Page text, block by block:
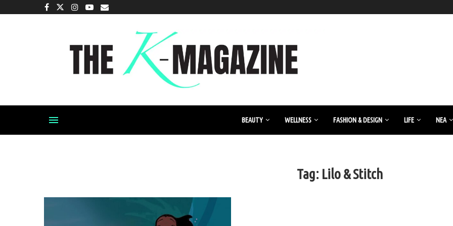
BEAUTY WELLNESS FASHION & DESIGN LIFE ΝΈΑ
Tag: Lilo & Stitch